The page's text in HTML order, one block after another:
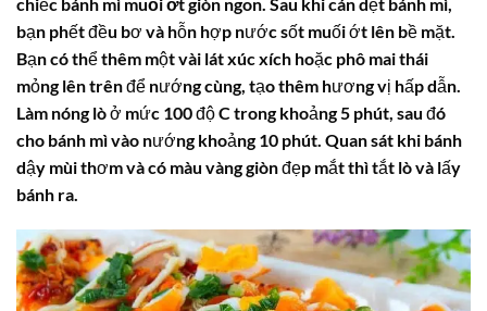
bạn phết đều bơ và hỗn hợp nước sốt muối ớt lên bề mặt.
Bạn có thể thêm một vài lát xúc xích hoặc phô mai thái
mỏng lên trên để nướng cùng, tạo thêm hương vị hấp dẫn.
Làm nóng lò ở mức 100 độ C trong khoảng 5 phút, sau đó
cho bánh mì vào nướng khoảng 10 phút. Quan sát khi bánh
dậy mùi thơm và có màu vàng giòn đẹp mắt thì tắt lò và lấy
bánh ra.